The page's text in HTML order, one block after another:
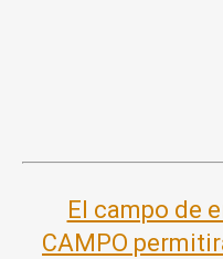
El campo de
CAMPO